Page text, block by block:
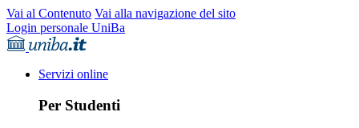
Vai al Contenuto Vai alla navigazione del sito
Login personale UniBa
Servizi online
Per Studenti